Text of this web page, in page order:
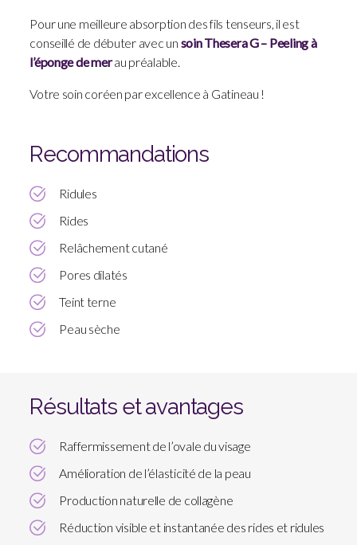
Pour une meilleure absorption des fils tenseurs, il est
conseillé de débuter avec un soin Thesera G – Peeling à
l’éponge de merau préalable.
Votre soin coréen par excellence à Gatineau !
Recommandations
Ridules
Rides
Relâchement cutané
Pores dilatés
Teint terne
Peau sèche
Résultats et avantages
Raffermissement de l’ovale du visage
Amélioration de l’élasticité de la peau
Production naturelle de collagène
Réduction visible et instantanée des rides et ridules